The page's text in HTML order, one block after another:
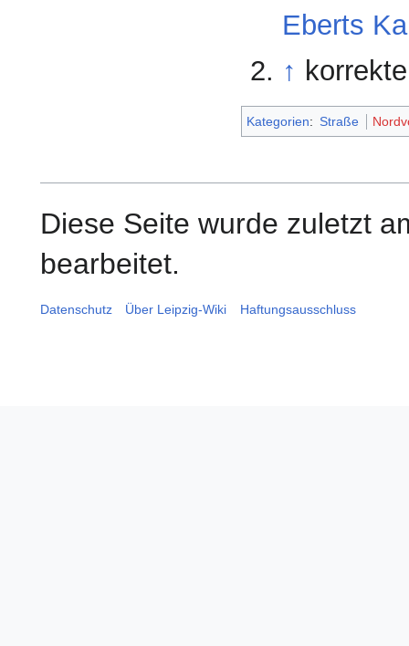
Eberts
↑
Kategorien: Straße
Diese Seite wurde zuletzt
bearbeitet.
Datenschutz Über Leipzig-Wiki Haftungsausschluss